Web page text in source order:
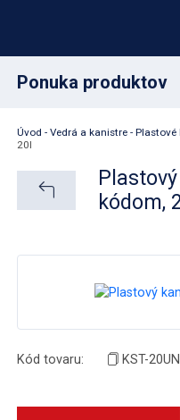
Ponuka produktov
Plastové palety
Sudy
Úvod - Vedrá a kanistre- Plastové
20l
kódom,
Kód tovaru: KST-20UN